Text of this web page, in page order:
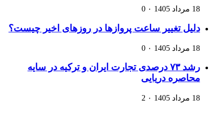
18 مرداد 1405 ۰ 0
دلیل تغییر ساعت پروازها در روزهای اخیر چیست؟
18 مرداد 1405 ۰ 0
رشد ۷۳ درصدی تجارت ایران و ترکیه در سایه
محاصره دریایی
18 مرداد 1405 ۰ 2